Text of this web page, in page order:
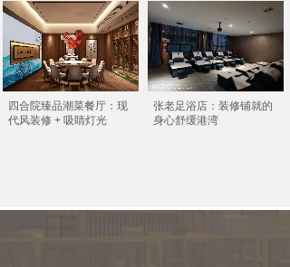
四合院臻品潮菜餐厅：现
代风装修 + 吸睛灯光
张老足浴店：装修铺就的
身心舒缓港湾